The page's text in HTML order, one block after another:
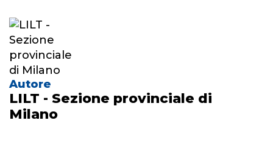
Autore
LILT - Sezione provinciale di
Milano